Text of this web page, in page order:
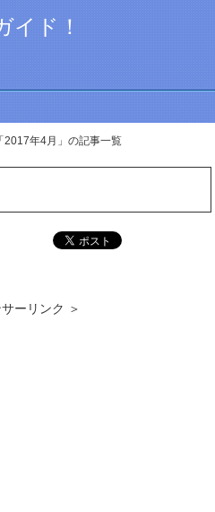
イド！
「2017年4月」の記事一覧
ーリンク ＞